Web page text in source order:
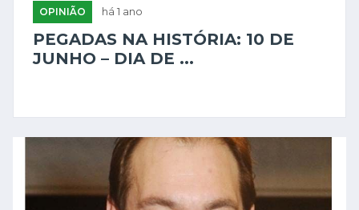
OPINIÃO há 1 ano
PEGADAS NA HISTÓRIA: 10 DE
JUNHO – DIA DE ...